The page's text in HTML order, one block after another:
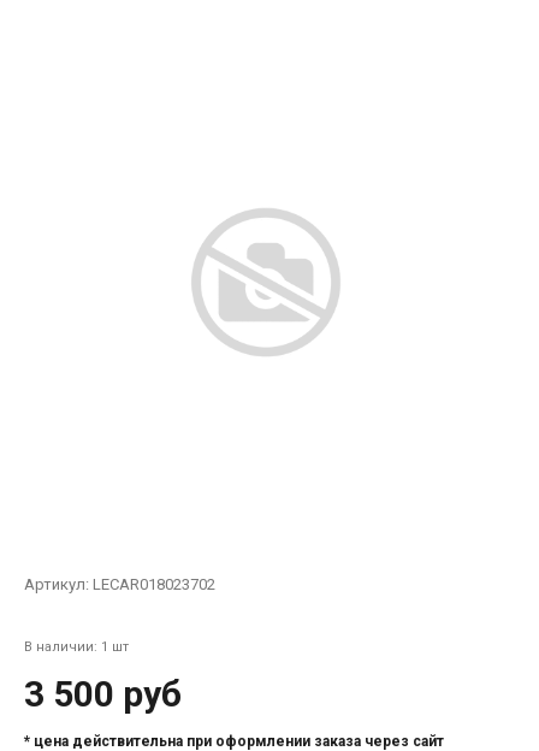
Артикул: LECAR018023702
В наличии: 1 шт
3 500 руб
* цена действительна при оформлении заказа через сайт